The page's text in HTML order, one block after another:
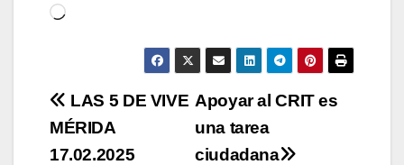
Cargando...
Navegación
de
Apoyar al CRIT es
una tarea
ciudadana
LAS 5 DE VIVE
MÉRIDA
17.02.2025